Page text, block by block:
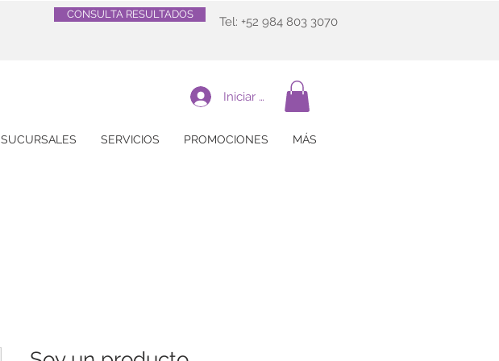
CONSULTA RESULTADOS
Tel: +52 984 803 3070
Iniciar sesión
SUCURSALES SERVICIOS PROMOCIONES MÁS